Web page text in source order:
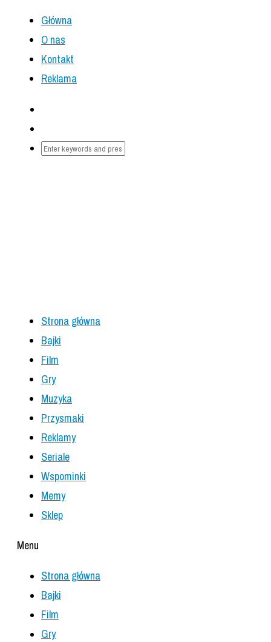
Główna
O nas
Kontakt
Reklama
Strona główna
Bajki
Film
Gry
Muzyka
Przysmaki
Reklamy
Seriale
Wspominki
Memy
Sklep
Menu
Strona główna
Bajki
Film
Gry